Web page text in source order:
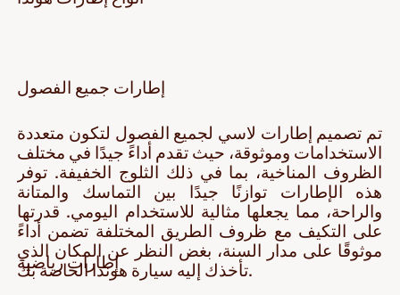
إطارات جميع الفصول
تم تصميم إطارات لاسي لجميع الفصول لتكون متعددة
الاستخدامات وموثوقة، حيث تقدم أداءً جيدًا في مختلف
الظروف المناخية، بما في ذلك الثلوج الخفيفة. توفر
هذه الإطارات توازنًا جيدًا بين التماسك والمتانة
والراحة، مما يجعلها مثالية للاستخدام اليومي. قدرتها
على التكيف مع ظروف الطريق المختلفة تضمن أداءً
موثوقًا على مدار السنة، بغض النظر عن المكان الذي
تأخذك إليه سيارة هوندا الخاصة بك.
إطارات رياضية